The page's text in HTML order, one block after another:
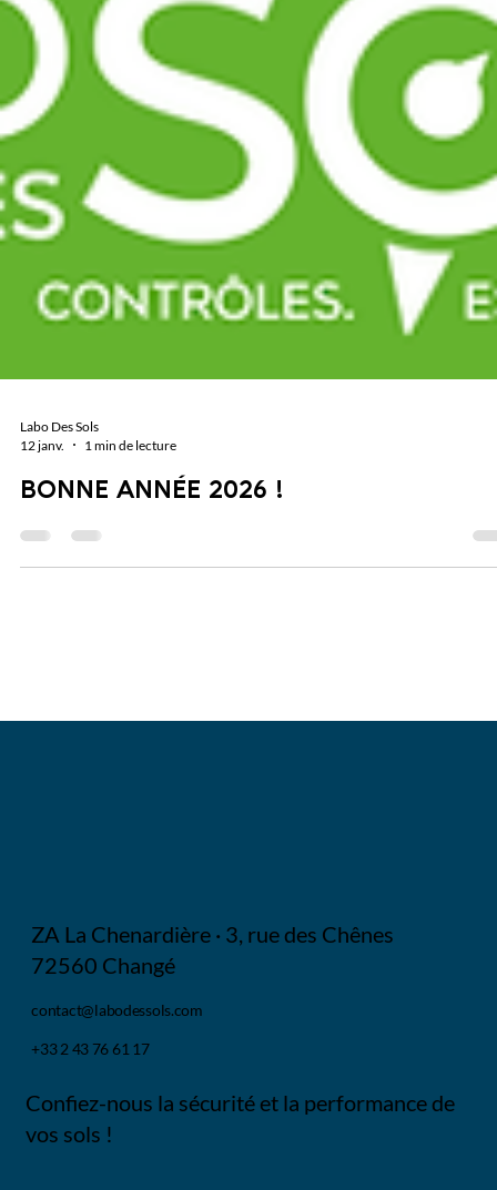
12 janv.
1 min de lecture
BONNE ANNÉE 2026 !
ZA La Chenardière · 3, rue des Chênes
72560 Changé
contact@labodessols.com
+33 2 43 76 61 17
Confiez-nous la sécurité et la performance de